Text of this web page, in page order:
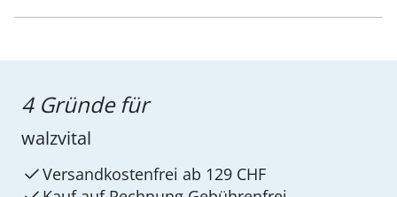
4 Gründe für
walzvital
Versandkostenfrei ab 129 CHF